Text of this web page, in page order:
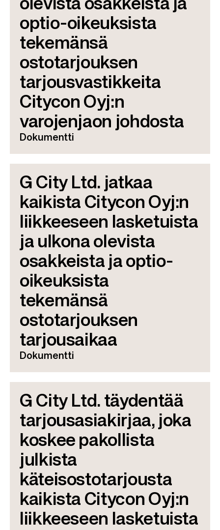
olevista osakkeista ja
optio-oikeuksista
tekemänsä
ostotarjouksen
tarjousvastikkeita
Citycon Oyj:n
varojenjaon johdosta
Dokumentti
G City Ltd. jatkaa
kaikista Citycon Oyj:n
liikkeeseen lasketuista
ja ulkona olevista
osakkeista ja optio-
oikeuksista
tekemänsä
ostotarjouksen
tarjousaikaa
Dokumentti
G City Ltd. täydentää
tarjousasiakirjaa, joka
koskee pakollista
julkista
käteisostotarjousta
kaikista Citycon Oyj:n
liikkeeseen lasketuista